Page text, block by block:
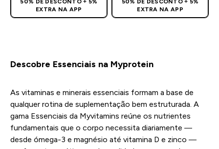
EXTRA NA APP
EXTRA NA APP
Descobre Essenciais na Myprotein
As vitaminas e minerais essenciais formam a base de
qualquer rotina de suplementação bem estruturada. A
gama Essenciais da Myvitamins reúne os nutrientes
fundamentais que o corpo necessita diariamente —
desde ómega-3 e magnésio até vitamina D e zinco —